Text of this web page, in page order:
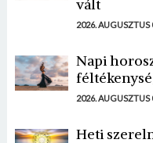
vált
2026. AUGUSZTUS
Napi
2026. AUGUSZTUS
Heti